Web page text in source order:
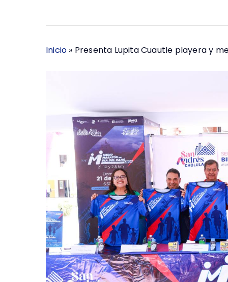
Inicio » Presenta Lupita Cuautle playera y